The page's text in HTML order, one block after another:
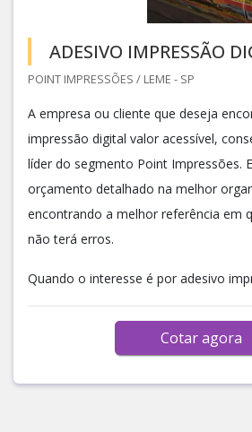
ADESIVO IMPRESSÃO
POINT IMPRESSÕES / LEME - SP
A empresa ou cliente que deseja
impressão digital valor acessível,
líder do segmento Point Impressões.
orçamento detalhado na melhor
encontrando a melhor referência em
não terá erros.
Quando o interesse é por adesivo
Cotar agora